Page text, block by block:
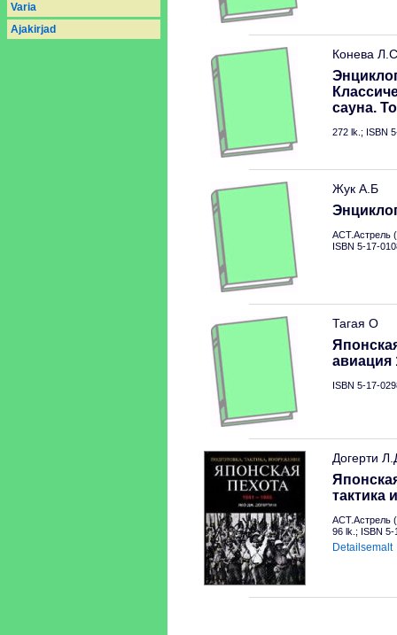
Varia
Аjakirjad
Конева Л.С
сауна.
272 lk.; ISBN
Жук А.Б
АСТ.Астрель
ISBN 5-17-
Тагая О
авиация
ISBN 5-17-
Догерти
тактика
АСТ.Астрель
96 lk.; ISBN
Detailsemalt